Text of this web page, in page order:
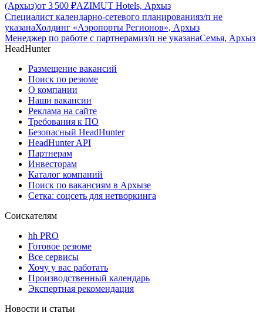
(Архыз)от 3 500 ₽AZIMUT Hotels, Архыз
Специалист календарно-сетевого планированияз/п не
указанаХолдинг «Аэропорты Регионов», Архыз
Менеджер по работе с партнерамиз/п не указанаСемья, Архыз
HeadHunter
Размещение вакансий
Поиск по резюме
О компании
Наши вакансии
Реклама на сайте
Требования к ПО
Безопасный HeadHunter
HeadHunter API
Партнерам
Инвесторам
Каталог компаний
Поиск по вакансиям в Архызе
Сетка: соцсеть для нетворкинга
Соискателям
hh PRO
Готовое резюме
Все сервисы
Хочу у вас работать
Производственный календарь
Экспертная рекомендация
Новости и статьи